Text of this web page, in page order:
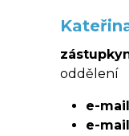
oddělení
e-
e-